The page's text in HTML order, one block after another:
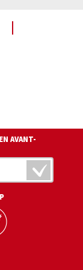
AVANT-